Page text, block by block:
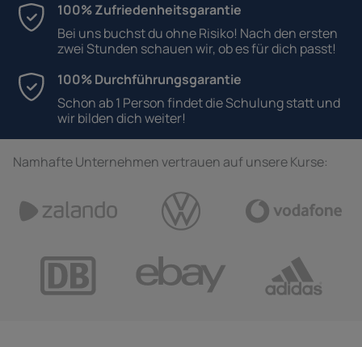
100% Zufriedenheitsgarantie
Bei uns buchst du ohne Risiko! Nach den ersten
zwei Stunden schauen wir, ob es für dich passt!
100% Durchführungsgarantie
Schon ab 1 Person findet die Schulung statt und
wir bilden dich weiter!
Namhafte Unternehmen vertrauen auf unsere Kurse: